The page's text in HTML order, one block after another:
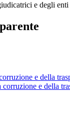
e degli
e della
e della